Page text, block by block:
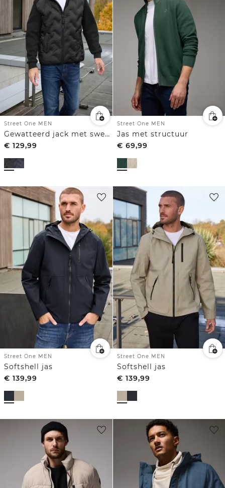
Street One MEN
Gewatteerd jack met sweatmouwen
€ 129,99
Street One MEN
Jas met structuur
€ 69,99
Street One MEN
Softshell jas
€ 139,99
Street One MEN
Softshell jas
€ 139,99